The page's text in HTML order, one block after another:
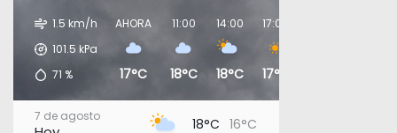
1.5 km/h
101.5 kPa
71 %
AHORA
17°C
11:00
18°C
14:00
18°C
17:00
17°C
7 de agosto 18°C 16°C